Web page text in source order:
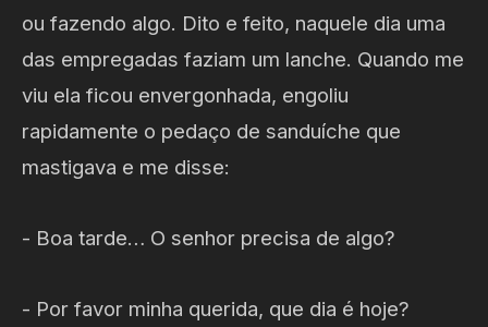
ou fazendo algo. Dito e feito, naquele dia uma
das empregadas faziam um lanche. Quando me
viu ela ficou envergonhada, engoliu
rapidamente o pedaço de sanduíche que
mastigava e me disse:
- Boa tarde… O senhor precisa de algo?
- Por favor minha querida, que dia é hoje?